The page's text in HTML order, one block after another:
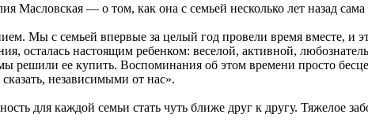
Масловская — о том, как она с семьей несколько лет назад
Мы с семьей впервые за целый год провели время вместе, и
осталась настоящим ребенком: веселой, активной,
решили ее купить. Воспоминания об этом времени просто
независимыми от нас».
для каждой семьи стать чуть ближе друг к другу. Тяжелое